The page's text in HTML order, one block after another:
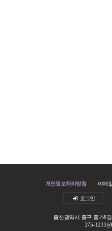
개인정보처리방침 이메
로그인
울산광역시 중구 종가8
275-